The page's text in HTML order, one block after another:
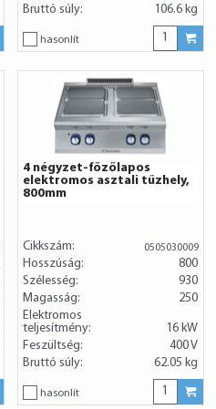
Bruttó súly: 106.6 kg
hasonlít
4 négyzet-főzőlapos
elektromos asztali tűzhely,
800mm
Cikkszám: 0505030009
Hosszúság:
800
Szélesség:
930
Magasság:
250
Elektromos
teljesítmény:
16 kW
Feszültség:
400 V
Bruttó súly:
62.05 kg
hasonlít